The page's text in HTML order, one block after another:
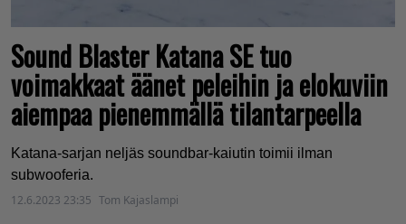
Sound Blaster Katana SE tuo
voimakkaat äänet peleihin ja elokuviin
aiempaa pienemmällä tilantarpeella
Katana-sarjan neljäs soundbar-kaiutin toimii ilman
subwooferia.
12.6.2023 23:35 Tom Kajaslampi